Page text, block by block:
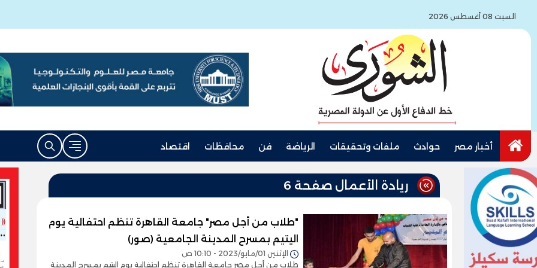
السبت 08 أغسطس 2026
أخبار مصر حوادث ملفات وتحقيقات الرياضة فن محافظات اقتصاد
ريادة الأعمال صفحة 6
"طلاب من أجل مصر" جامعة القاهرة تنظم احتفالية يوم
اليتيم بمسرح المدينة الجامعية (صور)
الإثنين 01/مايو/2023 - 10:10 ص
طلاب من أجل مصر جامعة القاهرة تنظم احتفالية يوم اليتيم بمسرح المدينة